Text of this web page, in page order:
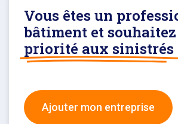
Vous êtes un
bâtiment et
priorité aux sinistrés
Ajouter mon entreprise